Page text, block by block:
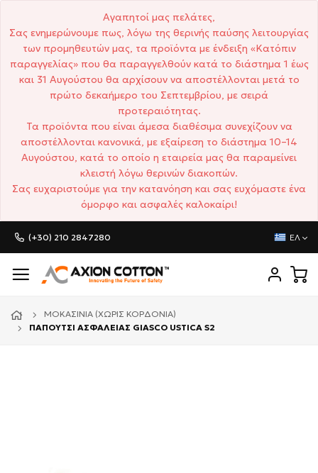
Αγαπητοί μας πελάτες,
Σας ενημερώνουμε πως, λόγω της θερινής παύσης λειτουργίας
των προμηθευτών μας, τα προϊόντα με ένδειξη «Κατόπιν
παραγγελίας» που θα παραγγελθούν κατά το διάστημα 1 έως
και 31 Αυγούστου θα αρχίσουν να αποστέλλονται μετά το
πρώτο δεκαήμερο του Σεπτεμβρίου, με σειρά
προτεραιότητας.
Τα προϊόντα που είναι άμεσα διαθέσιμα συνεχίζουν να
αποστέλλονται κανονικά, με εξαίρεση το διάστημα 10–14
Αυγούστου, κατά το οποίο η εταιρεία μας θα παραμείνει
κλειστή λόγω θερινών διακοπών.
Σας ευχαριστούμε για την κατανόηση και σας ευχόμαστε ένα
όμορφο και ασφαλές καλοκαίρι!
(+30) 210 2847280 ΕΛ
ΜΟΚΑΣΊΝΙΑ (ΧΩΡΊΣ ΚΟΡΔΌΝΙΑ)
ΠΑΠΟΥΤΣΙ ΑΣΦΑΛΕΙΑΣ GIASCO USTICA S2